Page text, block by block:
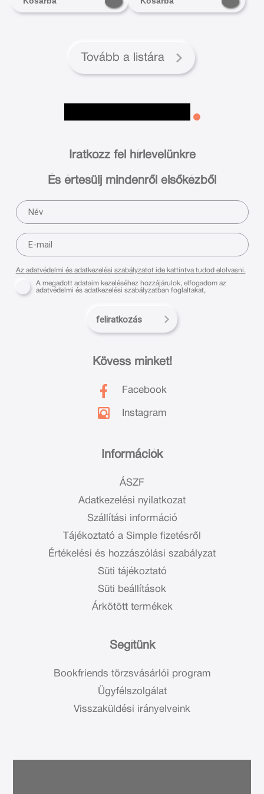
Tovább a listára
Információk
ÁSZF
Adatkezelési nyilatkozat
Szállítási információ
Tájékoztató a Simple fizetésről
Értékelési és hozzászólási szabályzat
Süti tájékoztató
Süti beállítások
Árkötött termékek
Segítünk
Bookfriends törzsvásárlói program
Ügyfélszolgálat
Visszaküldési irányelveink
Kövess minket!
Facebook
Instagram
Iratkozz fel hírlevelünkre
És értesülj mindenről elsőkézből
Az adatvédelmi és adatkezelési szabályzatot ide kattintva tudod elolvasni.
A megadott adataim kezeléséhez hozzájárulok, elfogadom az
adatvédelmi és adatkezelési szabályzatban foglaltakat,
feliratkozás